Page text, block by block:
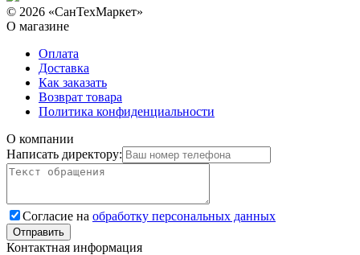
© 2026 «СанТехМаркет»
О магазине
Оплата
Доставка
Как заказать
Возврат товара
Политика конфиденциальности
О компании
Написать директору:
Согласие на обработку персональных данных
Контактная информация